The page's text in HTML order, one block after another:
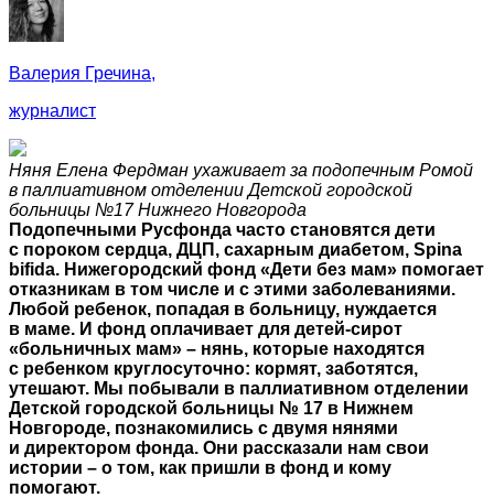
Валерия Гречина,
журналист
Няня Елена Фердман ухаживает за подопечным Ромой
в паллиативном отделении Детской городской
больницы №17 Нижнего Новгорода
Подопечными Русфонда часто становятся дети
с пороком сердца, ДЦП, сахарным диабетом, Spina
bifida. Нижегородский фонд «Дети без мам» помогает
отказникам в том числе и с этими заболеваниями.
Любой ребенок, попадая в больницу, нуждается
в маме. И фонд оплачивает для детей-сирот
«больничных мам» – нянь, которые находятся
с ребенком круглосуточно: кормят, заботятся,
утешают. Мы побывали в паллиативном отделении
Детской городской больницы № 17 в Нижнем
Новгороде, познакомились с двумя нянями
и директором фонда. Они рассказали нам свои
истории – о том, как пришли в фонд и кому
помогают.